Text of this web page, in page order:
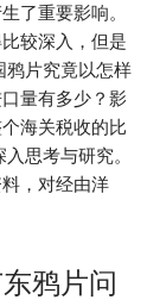
了重要影响。
较深入，但是
鸦片究竟以怎样
量有多少？影
海关税收的比
思考与研究。
，对经由洋
鸦片问